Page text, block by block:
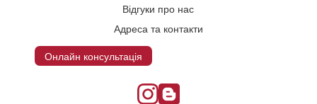
Відгуки про нас
Адреса та контакти
Онлайн консультація